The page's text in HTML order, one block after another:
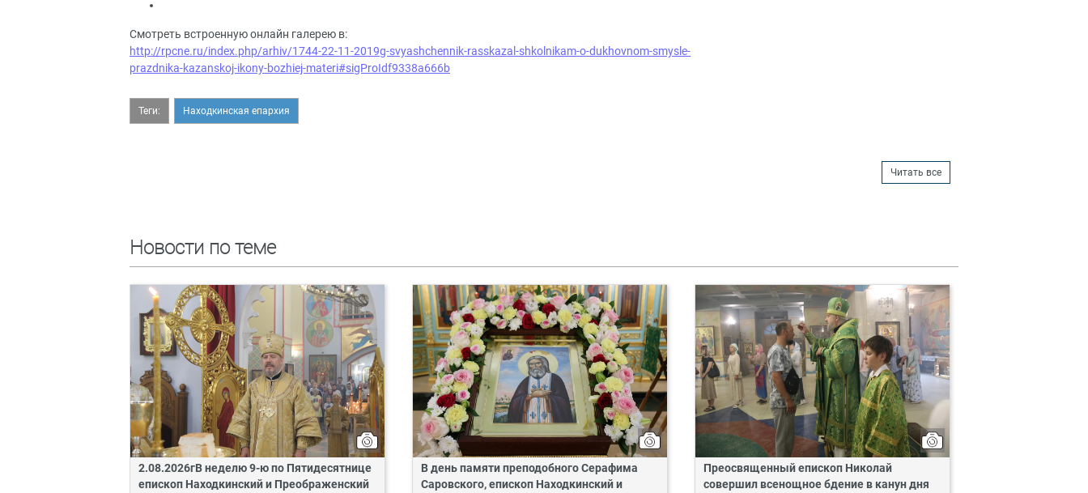
Смотреть встроенную онлайн галерею в:
http://rpcne.ru/index.php/arhiv/1744-22-11-2019g-svyashchennik-rasskazal-shkolnikam-o-dukhovnom-smysle-
prazdnika-kazanskoj-ikony-bozhiej-materi#sigProIdf9338a666b
Теги: Находкинская епархия
Читать все
Новости по теме
2.08.2026гВ неделю 9-ю по Пятидесятнице
епископ Находкинский и Преображенский
В день памяти преподобного Серафима
Саровского, епископ Находкинский и
Преосвященный епископ Николай
совершил всенощное бдение в канун дня